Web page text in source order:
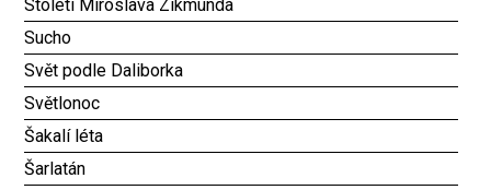
Století Miroslava Zikmunda
Sucho
Svět podle Daliborka
Světlonoc
Šakalí léta
Šarlatán